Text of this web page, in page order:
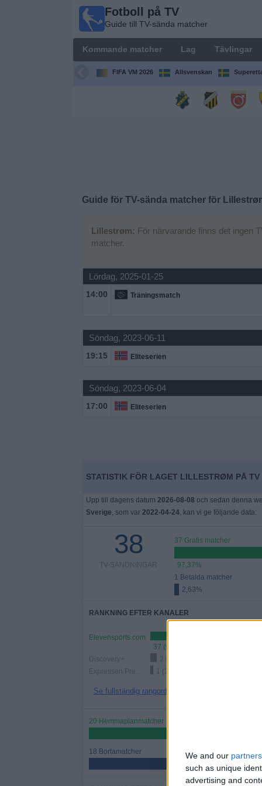
We and our partners
such as unique
advertising and
Fotboll på TV
Guide till TV-sända matcher
Kommande matcher Lag Tävlingar
FIFA VM 2026 Allsvenskan
Guide för TV-sända matcher för
Lillestrøm: För närvarande finns det ingen
matcher.
Lördag, 2025-01-25
14:00 Träningsmatch
Söndag, 2023-06-11
19:15 Eliteserien
Söndag, 2023-06-04
17:00 Eliteserien
STATISTIK FÖR LAGET LILLESTRØM PÅ TV
Upp till dagens datum 2026-08-08 och sedan denna
Sverige, som var 2022-04-24, kan vi ge följande data:
38
TV-SÄNDNINGAR
37 Gratis matcher
97,37%
1 Betalda matcher
2,63%
RANKNING EFTER KANALER
Elevensports.com
37 (97,37%)
Discovery+
2 (5,26%)
1 (2,63%)
Se fullständig rangordning
20 Hemmaplanmatcher
18 Bortamatcher
47,37%